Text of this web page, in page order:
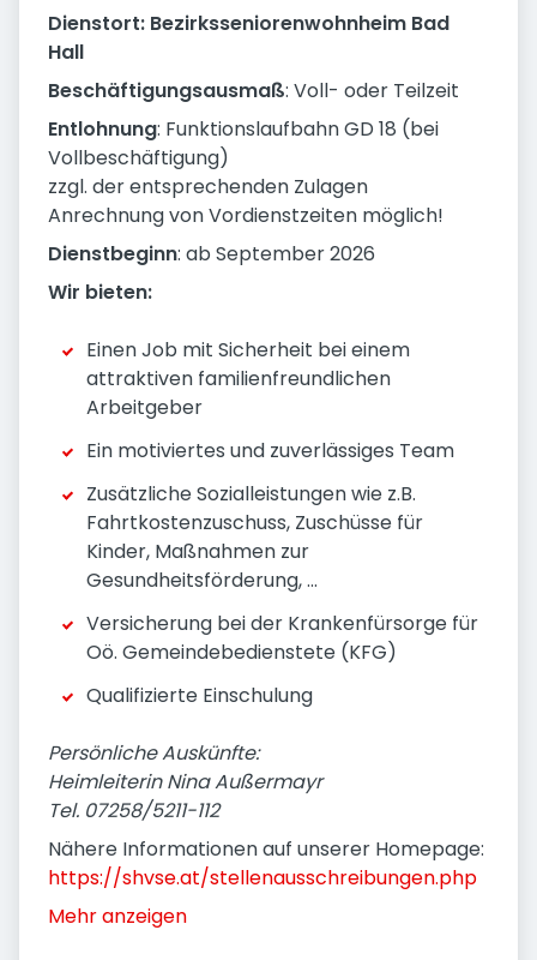
Dienstort: Bezirksseniorenwohnheim Bad
Hall
Beschäftigungsausmaß: Voll- oder Teilzeit
Entlohnung: Funktionslaufbahn GD 18 (bei
Vollbeschäftigung)
zzgl. der entsprechenden Zulagen
Anrechnung von Vordienstzeiten möglich!
Dienstbeginn: ab September 2026
Wir bieten:
Einen Job mit Sicherheit bei einem
attraktiven familienfreundlichen
Arbeitgeber
Ein motiviertes und zuverlässiges Team
Zusätzliche Sozialleistungen wie z.B.
Fahrtkostenzuschuss, Zuschüsse für
Kinder, Maßnahmen zur
Gesundheitsförderung, ...
Versicherung bei der Krankenfürsorge für
Oö. Gemeindebedienstete (KFG)
Qualifizierte Einschulung
Persönliche Auskünfte:
Heimleiterin Nina Außermayr
Tel. 07258/5211-112
Nähere Informationen auf unserer Homepage:
https://shvse.at/stellenausschreibungen.php
Mehr anzeigen